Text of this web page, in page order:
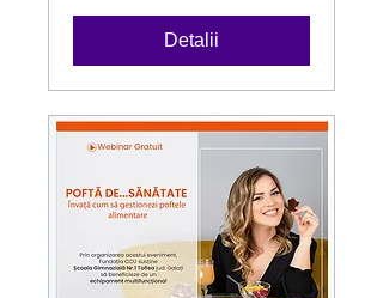
Detalii